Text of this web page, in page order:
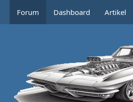
Forum Dashboard Artikel